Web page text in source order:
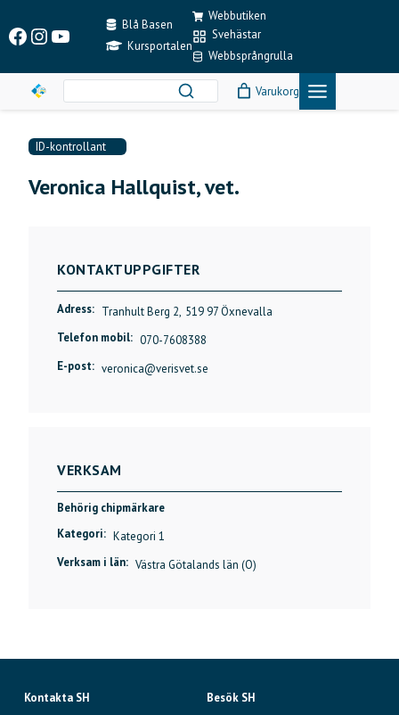
content
Facebook
Instagram
YouTubeBlå Basen
Kursportalen
Webbutiken
Svehästar
Webbsprångrulla
Varukorg
ID-kontrollant
Veronica Hallquist, vet.
KONTAKTUPPGIFTER
Adress: Tranhult Berg 2, 519 97 Öxnevalla
Telefon mobil: 070-7608388
E-post: veronica@verisvet.se
VERKSAM
Behörig chipmärkare
Kategori: Kategori 1
Verksam i län: Västra Götalands län (O)
Kontakta SH
Besök SH